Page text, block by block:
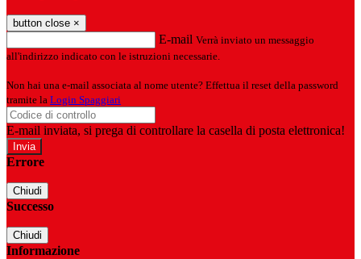
button close ×
E-mail Verrà inviato un messaggio
all'indirizzo indicato con le istruzioni necessarie.
Non hai una e-mail associata al nome utente? Effettua il reset della password
tramite la Login Spaggiari
E-mail inviata, si prega di controllare la casella di posta elettronica!
Errore
Chiudi
Successo
Chiudi
Informazione